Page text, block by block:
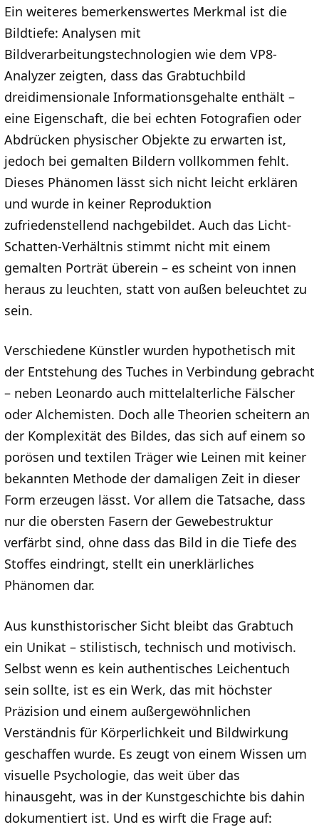
Ein weiteres bemerkenswertes Merkmal ist die
Bildtiefe: Analysen mit
Bildverarbeitungstechnologien wie dem VP8-
Analyzer zeigten, dass das Grabtuchbild
dreidimensionale Informationsgehalte enthält –
eine Eigenschaft, die bei echten Fotografien oder
Abdrücken physischer Objekte zu erwarten ist,
jedoch bei gemalten Bildern vollkommen fehlt.
Dieses Phänomen lässt sich nicht leicht erklären
und wurde in keiner Reproduktion
zufriedenstellend nachgebildet. Auch das Licht-
Schatten-Verhältnis stimmt nicht mit einem
gemalten Porträt überein – es scheint von innen
heraus zu leuchten, statt von außen beleuchtet zu
sein.
Verschiedene Künstler wurden hypothetisch mit
der Entstehung des Tuches in Verbindung gebracht
– neben Leonardo auch mittelalterliche Fälscher
oder Alchemisten. Doch alle Theorien scheitern an
der Komplexität des Bildes, das sich auf einem so
porösen und textilen Träger wie Leinen mit keiner
bekannten Methode der damaligen Zeit in dieser
Form erzeugen lässt. Vor allem die Tatsache, dass
nur die obersten Fasern der Gewebestruktur
verfärbt sind, ohne dass das Bild in die Tiefe des
Stoffes eindringt, stellt ein unerklärliches
Phänomen dar.
Aus kunsthistorischer Sicht bleibt das Grabtuch
ein Unikat – stilistisch, technisch und motivisch.
Selbst wenn es kein authentisches Leichentuch
sein sollte, ist es ein Werk, das mit höchster
Präzision und einem außergewöhnlichen
Verständnis für Körperlichkeit und Bildwirkung
geschaffen wurde. Es zeugt von einem Wissen um
visuelle Psychologie, das weit über das
hinausgeht, was in der Kunstgeschichte bis dahin
dokumentiert ist. Und es wirft die Frage auf: